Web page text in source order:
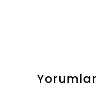
Yorumlar